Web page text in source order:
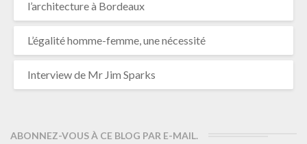
l’architecture à Bordeaux
L’égalité homme-femme, une nécessité
Interview de Mr Jim Sparks
ABONNEZ-VOUS À CE BLOG PAR E-MAIL.